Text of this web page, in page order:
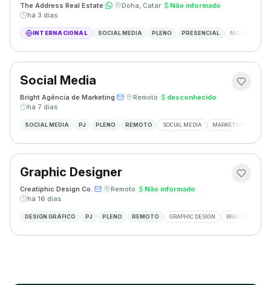
The Address Real Estate· · Doha, Catar· Não informado·
há 3 dias
INTERNACIONAL SOCIAL MEDIA PLENO PRESENCIAL MARKETING
Social Media
Bright Agência de Marketing· · Remoto· desconhecido·
há 7 dias
SOCIAL MEDIA PJ PLENO REMOTO SOCIAL MEDIA MARKETING DIGITAL
Graphic Designer
Creatiphic Design Co. · · Remoto· Não informado·
há 16 dias
DESIGN GRÁFICO PJ PLENO REMOTO GRAPHIC DESIGN BRANDING